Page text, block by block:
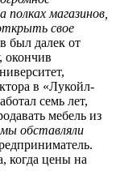
полках магазинов,
свое
был далек от
окончив
в «Лукойл-
семь лет,
мебель из
обставляли
когда цены на